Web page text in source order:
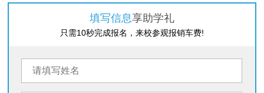
填写信息享助学礼
只需10秒完成报名，来校参观报销车费!